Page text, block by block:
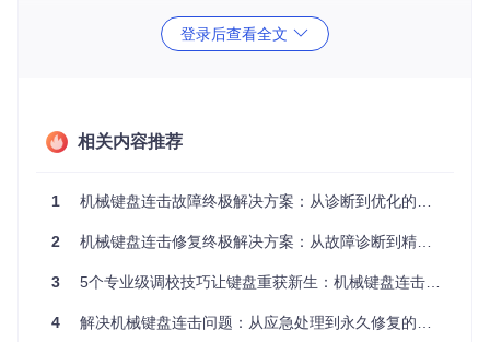
KeyboardChatterBlocker解决方案部署
完成克隆后，以管理员权限启动程序，进入基础配置界面：
勾选"Enable"激活拦截功能
点击"Apply"保存配置
该工具通过三大核心模块实现连击拦截：
实时监控引擎：毫秒级按键状态追踪
登录后查看全文
相关内容推荐
1 机械键盘连击故障终极解决方案：从诊断到优化的完整指南
2 机械键盘连击修复终极解决方案：从故障诊断到精准响应的完整指南
3 5个专业级调校技巧让键盘重获新生：机械键盘连击终极解决方案
4 解决机械键盘连击问题：从应急处理到永久修复的完整指南